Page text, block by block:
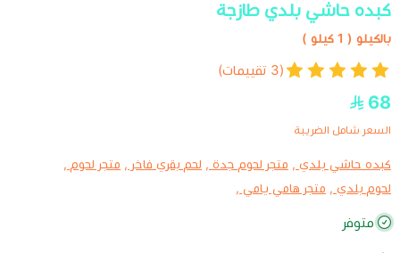
كبده حاشي بلدي طازجة
بالكيلو ( 1 كيلو )
(3 تقييمات)
68
السعر شامل الضريبة
كبده حاشي بلدي , متجر لحوم جدة , لحم بقري فاخر , متجر لحوم ,
لحوم بلدي , متجر هامي يامي ,
متوفر